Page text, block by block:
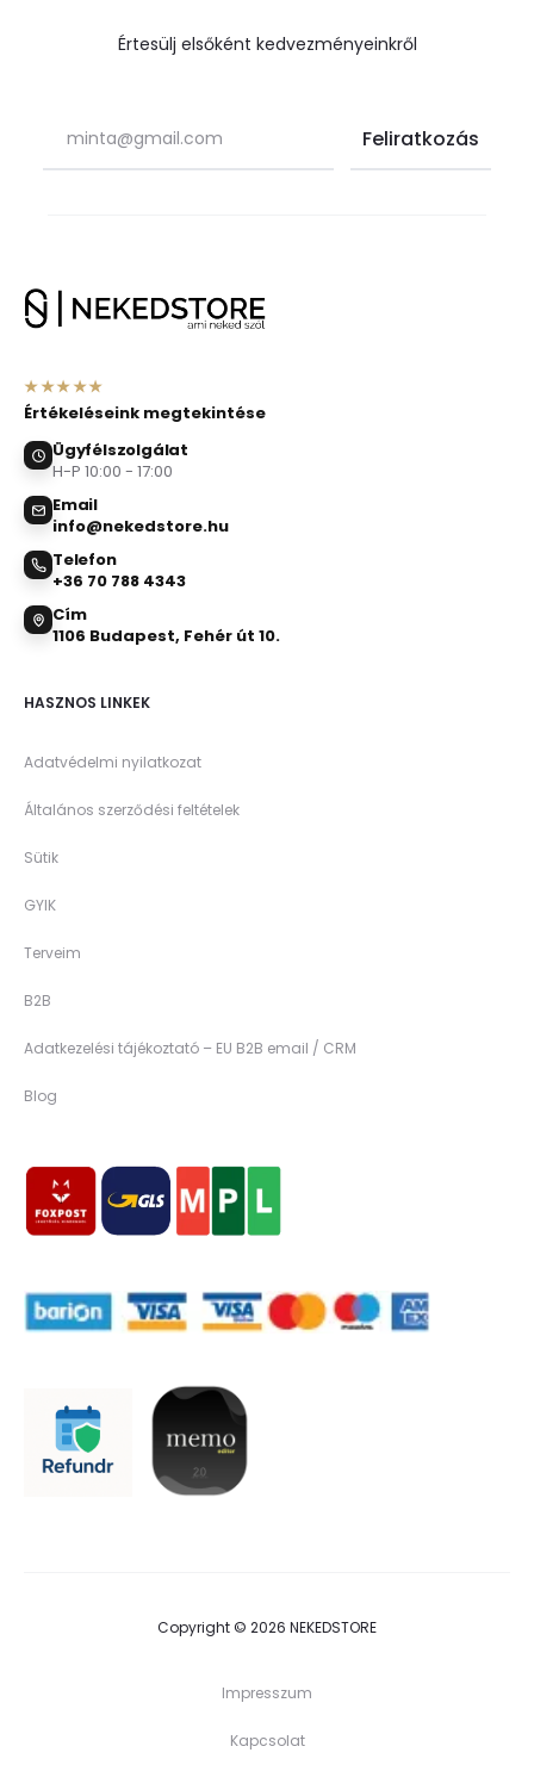
Értesülj elsőként kedvezményeinkről
★★★★★
Értékeléseink megtekintése
Ügyfélszolgálat
H-P 10:00 - 17:00
Email
info@nekedstore.hu
Telefon
+36 70 788 4343
Cím
1106 Budapest, Fehér út 10.
HASZNOS LINKEK
Adatvédelmi nyilatkozat
Általános szerződési feltételek
Sütik
GYIK
Terveim
B2B
Adatkezelési tájékoztató – EU B2B email / CRM
Blog
Copyright © 2026 NEKEDSTORE
Impresszum
Kapcsolat